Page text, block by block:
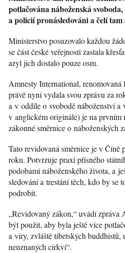
potlačována náboženská
a policií pronásledováni a čelí
Ministerstvo posuzovalo každou
se část české veřejnosti zastala
azyl jich dostalo pouze osm.
Amnesty International,
právě nyní vydala svou zprávu za
a v oddíle o svobodě náboženství a
v anglickém originále) je na prvním
zákonné směrnice o náboženských
Tato revidovaná směrnice je v Číně
roku. Potvrzuje praxi přísného
podobami náboženského života, a
sledování a trestání těch, kdo by se
podrobit.
„Revidovaný zákon,“ uvádí zpráva
být použit, aby byla ještě více
a víry, zvláště tibetských buddhistů,
neuznaných církví“.